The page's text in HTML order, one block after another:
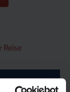
Reise